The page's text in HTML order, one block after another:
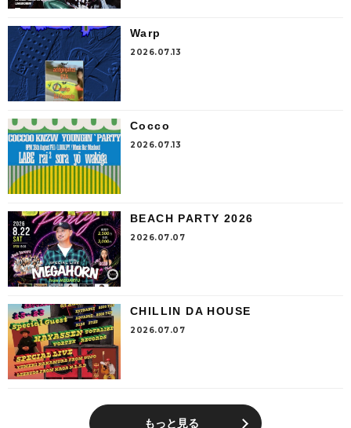
Warp
2026.07.13
Cocco
2026.07.13
BEACH PARTY 2026
2026.07.07
CHILLIN DA HOUSE
2026.07.07
もっと見る